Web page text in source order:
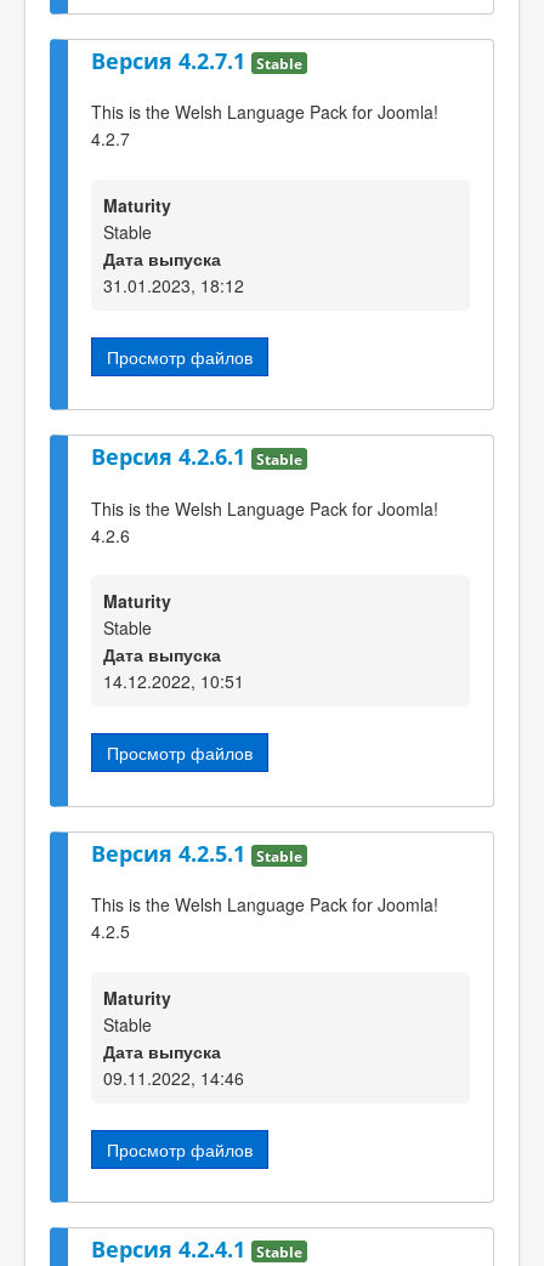
Версия 4.2.7.1 Stable
This is the Welsh Language Pack for Joomla!
4.2.7
Maturity
Stable
Дата выпуска
31.01.2023, 18:12
Просмотр файлов
Версия 4.2.6.1 Stable
This is the Welsh Language Pack for Joomla!
4.2.6
Maturity
Stable
Дата выпуска
14.12.2022, 10:51
Просмотр файлов
Версия 4.2.5.1 Stable
This is the Welsh Language Pack for Joomla!
4.2.5
Maturity
Stable
Дата выпуска
09.11.2022, 14:46
Просмотр файлов
Версия 4.2.4.1 Stable